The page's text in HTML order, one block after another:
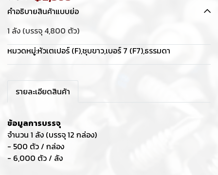
คำอธิบายสินค้าแบบย่อ
1 ลัง (บรรจุ 4,800 ตัว)
หมวดหมู่:หัวเตเปอร์ (F),ชุบขาว,เบอร์ 7 (F7),ธรรมดา
รายละเอียดสินค้า
ข้อมูลการบรรจุ
จำนวน 1 ลัง (บรรจุ 12 กล่อง)
- 500 ตัว / กล่อง
- 6,000 ตัว / ลัง